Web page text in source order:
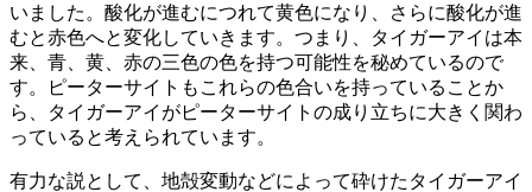
いました。酸化が進むにつれて黄色になり、さらに酸化が進
むと赤色へと変化していきます。つまり、
タイガーアイは本
来、青、黄、赤の三色の色を持つ可能性を秘めているので
す。ピーターサイトもこれらの色合いを持っていることか
ら、タイガーアイがピーターサイトの成り立ちに大きく関わ
っていると考えられています。
有力な説として、地殻変動などによって砕けたタイガーアイ